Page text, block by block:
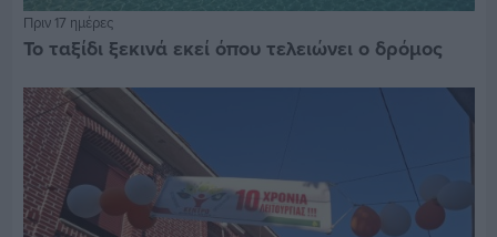
Πριν 17 ημέρες
Το ταξίδι ξεκινά εκεί όπου τελειώνει ο δρόμος